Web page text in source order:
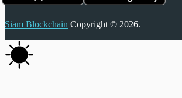
Siam Blockchain Copyright © 2026.